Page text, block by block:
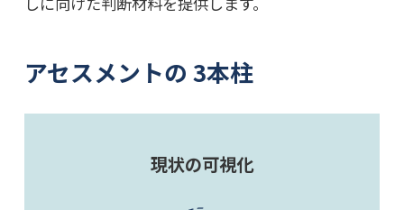
アセスメントの 3本柱
現状の可視化